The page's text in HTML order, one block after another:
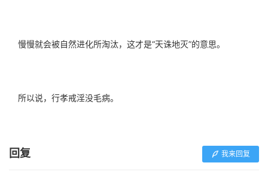
慢慢就会被自然进化所淘汰，这才是“天诛地灭”的意思。
所以说，行孝戒淫没毛病。
回复 我来回复